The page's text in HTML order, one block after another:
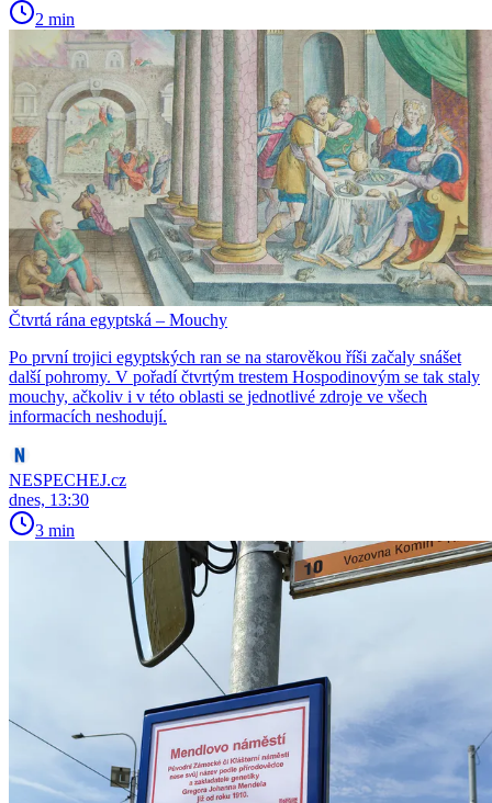
2 min
Čtvrtá rána egyptská – Mouchy
Po první trojici egyptských ran se na starověkou říši začaly snášet
další pohromy. V pořadí čtvrtým trestem Hospodinovým se tak staly
mouchy, ačkoliv i v této oblasti se jednotlivé zdroje ve všech
informacích neshodují.
NESPECHEJ.cz
dnes, 13:30
3 min